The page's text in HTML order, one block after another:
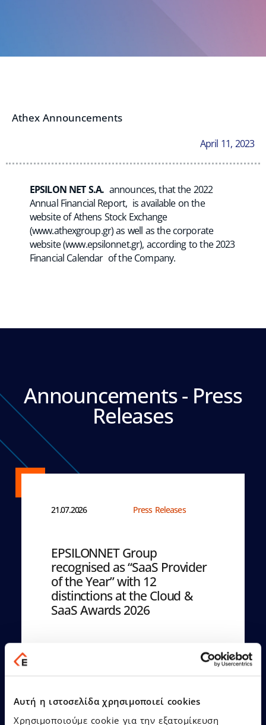
Αυτή η ιστοσελίδα χρησιμοποιεί cookies
Χρησιμοποιούμε cookie για την εξατομίκευση
Athex Announcements
April 11, 2023
EPSILON NET S.A. announces, that the 2022
Annual Financial Report, is available on the
website of Athens Stock Exchange
(www.athexgroup.gr) as well as the corporate
website (www.epsilonnet.gr), according to the 2023
Financial Calendar of the Company.
Announcements - Press
Releases
21.07.2026 Press Releases
EPSILONNET Group
recognised as “SaaS Provider
of the Year” with 12
distinctions at the Cloud &
SaaS Awards 2026
Learn More